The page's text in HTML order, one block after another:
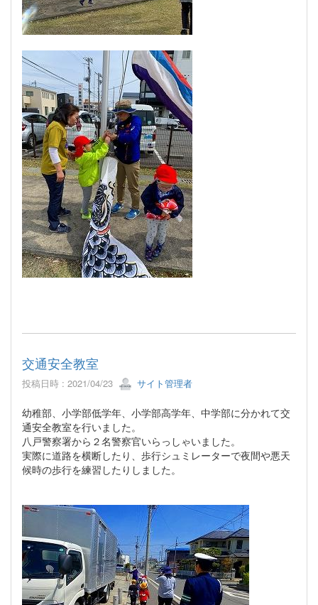
交通安全教室
投稿日時 : 2021/04/23 サイト管理者
幼稚部、小学部低学年、小学部高学年、中学部に分かれて交
通安全教室を行いました。
八戸警察署から２名警察官いらっしゃいました。
実際に道路を横断したり、歩行シュミレーターで夜間や悪天
候時の歩行を練習したりしました。